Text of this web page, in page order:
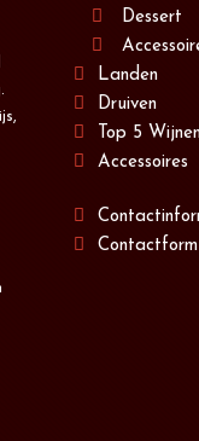
Dessert
Landen
Druiven
Top 5
Accessoires